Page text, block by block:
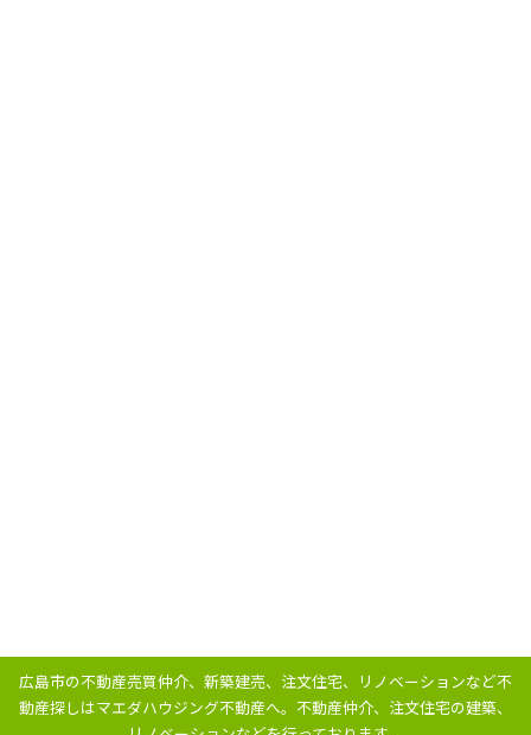
広島市の不動産売買仲介、新築建売、注文住宅、リノベーションなど不
動産探しはマエダハウジング不動産へ。 不動産仲介、注文住宅の建築、